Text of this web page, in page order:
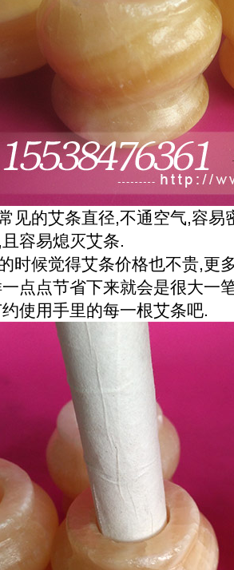
见的艾条直径,不通空气,容易
容易熄灭艾条.
时候觉得艾条价格也不贵,更
点点节省下来就会是很大一
使用手里的每一根艾条吧.